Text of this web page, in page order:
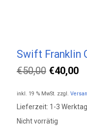
Swift Franklin
€50,00
war:
€40,00
inkl. 19 % MwSt. zzgl.
Lieferzeit: 1-3
Nicht vorrätig